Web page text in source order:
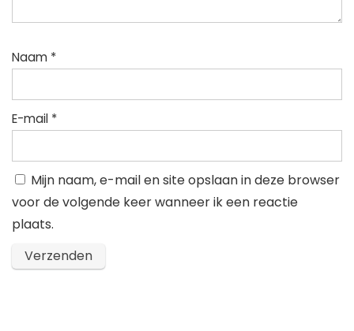
Naam *
E-mail *
Mijn naam, e-mail en site opslaan in deze browser
voor de volgende keer wanneer ik een reactie
plaats.